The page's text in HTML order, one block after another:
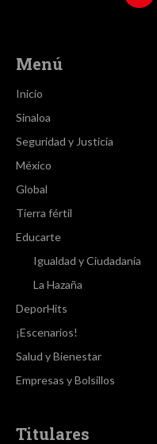
Menú
Inicio
Sinaloa
Seguridad y Justicia
México
Global
Tierra fértil
Educarte
Igualdad y Ciudadanía
La Hazaña
DeporHits
¡Escenarios!
Salud y Bienestar
Empresas y Bolsillos
Titulares